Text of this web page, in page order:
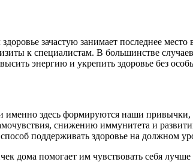
зачастую занимает последнее
к специалистам. В большинстве
энергию и укрепить здоровье без
именно здесь формируются наши
снижению иммунитета и
поддерживать здоровье на должном
дома помогает им чувствовать себя